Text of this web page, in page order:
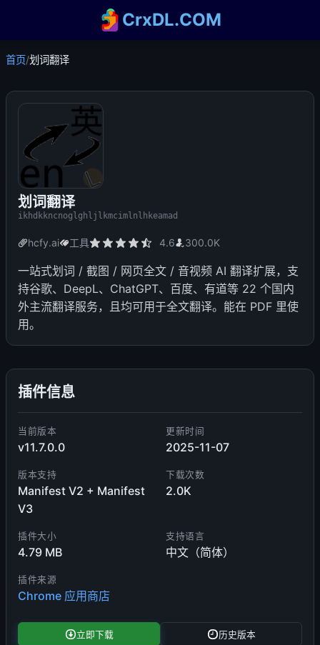
CrxDL.COM
首页/划词翻译
划词翻译
ikhdkkncnoglghljlkmcimlnlhkeamad
hcfy.ai 工具 4.6 300.0K
一站式划词 / 截图 / 网页全文 / 音视频 AI 翻译扩展，支
持谷歌、DeepL、ChatGPT、百度、有道等 22 个国内
外主流翻译服务，且均可用于全文翻译。能在 PDF 里使
用。
插件信息
当前版本
v11.7.0.0
更新时间
2025-11-07
版本支持
Manifest V2 + Manifest
V3
下载次数
2.0K
插件大小
4.79 MB
支持语言
中文（简体）
插件来源
Chrome 应用商店
立即下载 历史版本